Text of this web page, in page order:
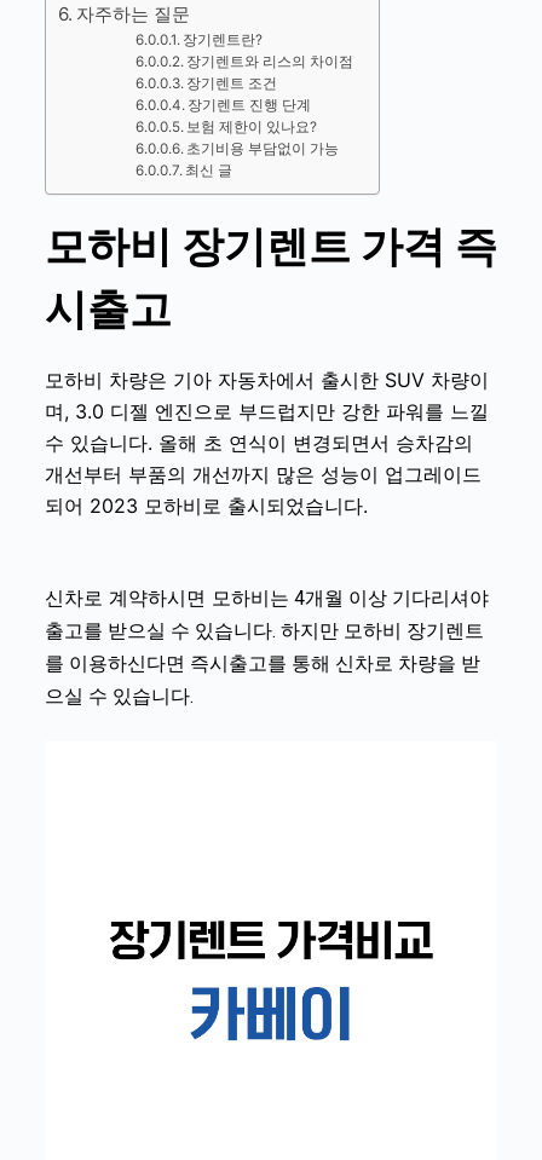
자주하는 질문
장기렌트란?
장기렌트와 리스의 차이점
장기렌트 조건
장기렌트 진행 단계
보험 제한이 있나요?
초기비용 부담없이 가능
최신 글
모하비 장기렌트 가격 즉
시출고
모하비 차량은 기아 자동차에서 출시한 SUV 차량이
며, 3.0 디젤 엔진으로 부드럽지만 강한 파워를 느낄
수 있습니다. 올해 초 연식이 변경되면서 승차감의
개선부터 부품의 개선까지 많은 성능이 업그레이드
되어 2023 모하비로 출시되었습니다.
신차로 계약하시면 모하비는 4개월 이상 기다리셔야
출고를 받으실 수 있습니다. 하지만 모하비 장기렌트
를 이용하신다면 즉시출고를 통해 신차로 차량을 받
으실 수 있습니다.